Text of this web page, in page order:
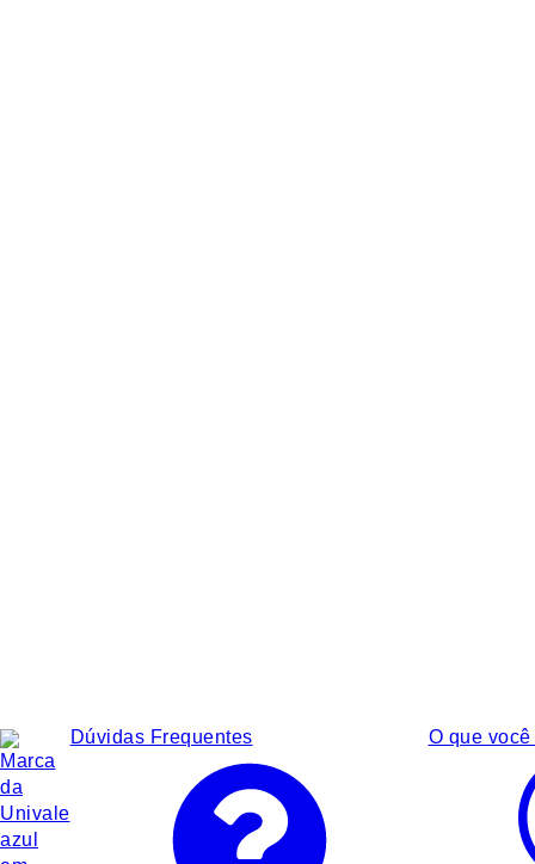
Dúvidas Frequentes O que